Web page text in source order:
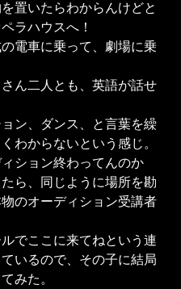
置いたらわからんけどと
ラハウスへ！
電車に乗って、劇場に乗
ん二人とも、英語が話せ
ン、ダンス、と言葉を繰
わからないという感じ。
ション終わってんのか
ら、同じように場所を勘
のオーディション受講者
でここに来てねという連
いるので、その子に結局
みた。